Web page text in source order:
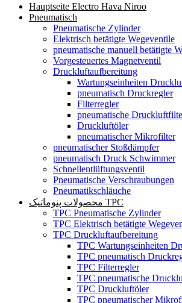
Hauptseite Electro Hava Niroo
Pneumatisch
Pneumatische Zylinder
Elektrisch betätigte Wegeventile
pneumatische manuell betätigte
Vorgesteuertes Magnetventil
Druckluftaufbereitung
Wartungseinheiten
pneumatisch Druckregler
Filterregler
pneumatische
Druckluftöler
pneumatischer Mikrofilter
pneumatischer Stoßdämpfer
pneumatisch Druck Schwimmer
Schnellentlüftungsventil
Pneumatische Verschraubungen
Pneumatikschläuche
محصولات پنوماتیک TPC
TPC Pneumatische Zylinder
TPC Elektrisch betätigte
TPC Druckluftaufbereitung
TPC Wartungseinheiten
TPC pneumatisch
TPC Filterregler
TPC pneumatische
TPC Druckluftöler
TPC pneumatischer